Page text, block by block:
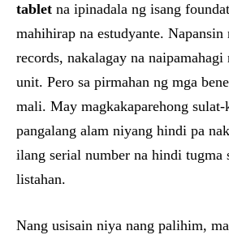
tablet na ipinadala ng isang
mahihirap na estudyante. Napansin
records, nakalagay na naipamahagi
unit. Pero sa pirmahan ng mga
mali. May magkakaparehong
pangalang alam niyang hindi pa
ilang serial number na hindi tugma
listahan.
Nang usisain niya nang palihim,